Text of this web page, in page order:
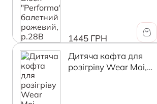
1445 ГРН
Дитяча кофта для
розігріву Wear Moi,